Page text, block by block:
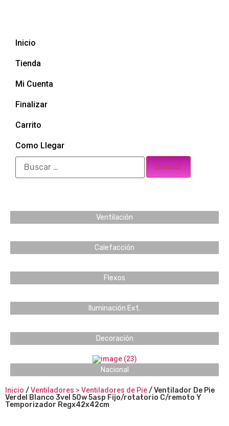
Inicio
Tienda
Mi Cuenta
Finalizar
Carrito
Como Llegar
Ventilación
Calefacción
Flexos
Iluminación Ext.
Decoración
Nacional
Inicio /Ventiladores > Ventiladores de Pie/ Ventilador De Pie
Verdel Blanco 3vel 50w 5asp Fijo/rotatorio C/remoto Y
Temporizador Regx42x42cm